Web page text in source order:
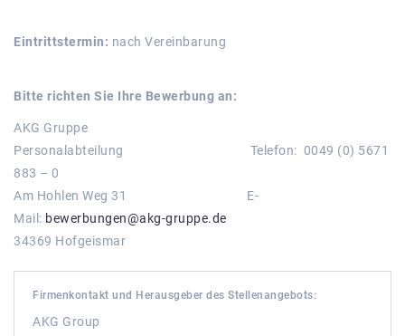
Eintrittstermin: nach Vereinbarung
Bitte richten Sie Ihre Bewerbung an:
AKG Gruppe
Personalabteilung Telefon: 0049 (0) 5671
883 – 0
Am Hohlen Weg 31 E-
Mail: bewerbungen@akg-gruppe.de
34369 Hofgeismar
Firmenkontakt und Herausgeber des Stellenangebots:
AKG Group